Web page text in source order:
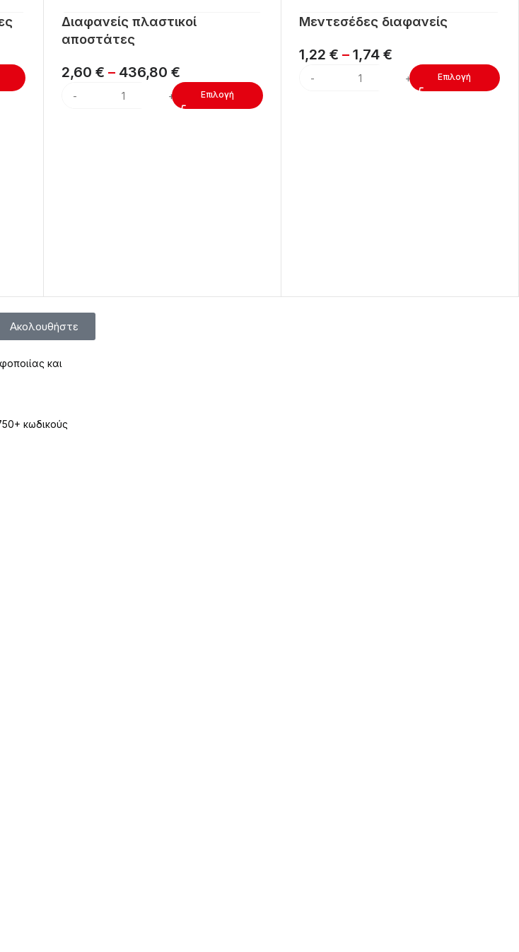
Διαφανείς πλαστικοί
αποστάτες
2,60 € – 436,80 €
Επιλογή
Μεντεσέδες διαφανείς
1,22 € – 1,74 €
Επιλογή
Ακολουθήστε
και
κωδικούς